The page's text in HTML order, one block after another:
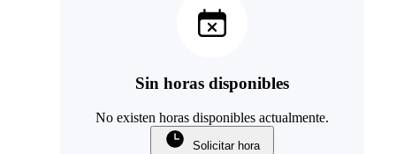
Sin horas disponibles
No existen horas disponibles actualmente.
Solicitar hora